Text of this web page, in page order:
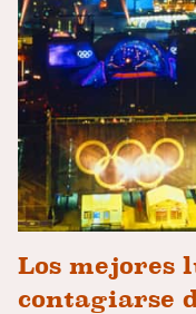
Los mejores
contagiarse